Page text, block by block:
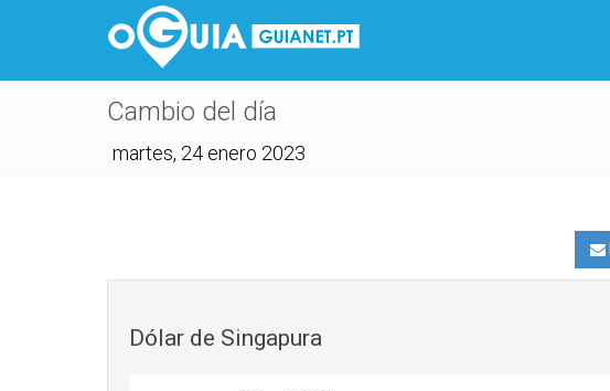
Cambio del día
martes, 24 enero 2023
Dólar de Singapura